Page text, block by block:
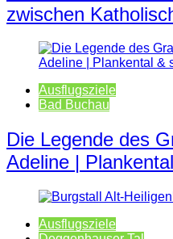
zwischen
Ausflugsziele
Bad Buchau
Die Legende des
Adeline |
Ausflugsziele